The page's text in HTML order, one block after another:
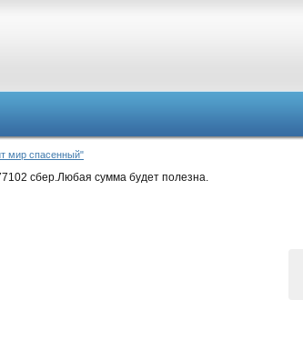
мир спасенный"
сбер.Любая сумма будет полезна.